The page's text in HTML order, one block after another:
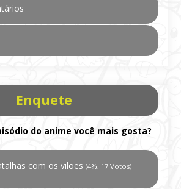
Enquete
do anime você mais gosta?
com os vilões (4%, 17 Votos)